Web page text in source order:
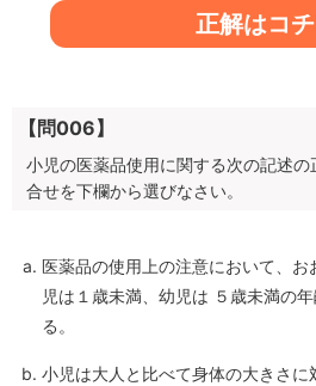
正解はコ
【問006】
小児の医薬品使用に関する次の記述
合せを下欄から選びなさい。
医薬品の使用上の注意において、
児は１歳未満、幼児は ５歳未満の
る。
小児は大人と比べて身体の大きさに